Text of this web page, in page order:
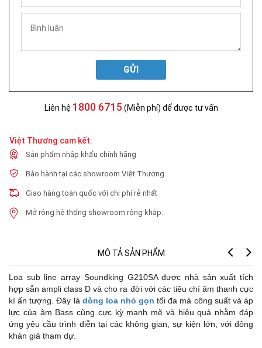
GỬI
Liên hệ 1800 6715 (Miễn phí) để được tư vấn
Việt Thương cam kết:
Sản phẩm nhập khẩu chính hãng
Bảo hành tại các showroom Việt Thương
Giao hàng toàn quốc với chi phí rẻ nhất
Mở rộng hệ thống showroom rộng khắp.
MÔ TẢ SẢN PHẨM
Loa sub line array Soundking G210SA được nhà sản xuất tích
hợp sẵn ampli class D và cho ra đời với các tiêu chí âm thanh cực
kì ấn tượng. Đây là dòng loa nhỏ gọn tối đa mà công suất và áp
lực của âm Bass cũng cực kỳ mạnh mẽ và hiệu quả nhằm đáp
ứng yêu cầu trình diễn tại các không gian, sự kiện lớn, với đông
khán giả tham dự.